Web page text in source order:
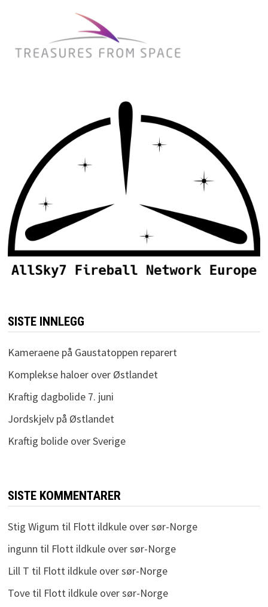
SISTE INNLEGG
Kameraene på Gaustatoppen reparert
Komplekse haloer over Østlandet
Kraftig dagbolide 7. juni
Jordskjelv på Østlandet
Kraftig bolide over Sverige
SISTE KOMMENTARER
Stig Wigum til Flott ildkule over sør-Norge
ingunn til Flott ildkule over sør-Norge
Lill T til Flott ildkule over sør-Norge
Tovetil Flott ildkule over sør-Norge